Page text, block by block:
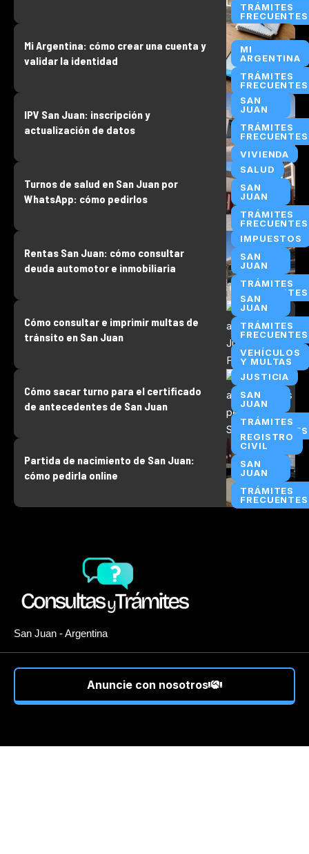
TRÁMITES
FRECUENTES
MI
ARGENTINA
TRÁMITES
FRECUENTES
Mi Argentina: cómo crear una cuenta y
validar la identidad
SAN
JUAN
TRÁMITES
FRECUENTES
VIVIENDA
IPV San Juan: inscripción y
actualización de datos
SALUD
SAN
JUAN
TRÁMITES
FRECUENTES
Turnos de salud en San Juan por
WhatsApp: cómo pedirlos
IMPUESTOS
SAN
JUAN
TRÁMITES
FRECUENTES
Rentas San Juan: cómo consultar
deuda automotor e inmobiliaria
SAN
JUAN
TRÁMITES
FRECUENTES
VEHÍCULOS
Y MULTAS
Cómo consultar e imprimir multas de
tránsito en San Juan
JUSTICIA
SAN
JUAN
TRÁMITES
FRECUENTES
Cómo sacar turno para el certificado
de antecedentes de San Juan
REGISTRO
CIVIL
SAN
JUAN
TRÁMITES
FRECUENTES
Partida de nacimiento de San Juan:
cómo pedirla online
San Juan - Argentina
Anuncie con nosotros